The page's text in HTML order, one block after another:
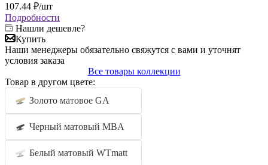
107.44 ₽/шт
Подробности
Нашли дешевле?
Купить
Наши менеджеры обязательно свяжутся с вами и уточнят
условия заказа
Все товары коллекции
Товар в другом цвете:
Золото матовое GA
Черный матовый MBA
Белый матовый WTmatt